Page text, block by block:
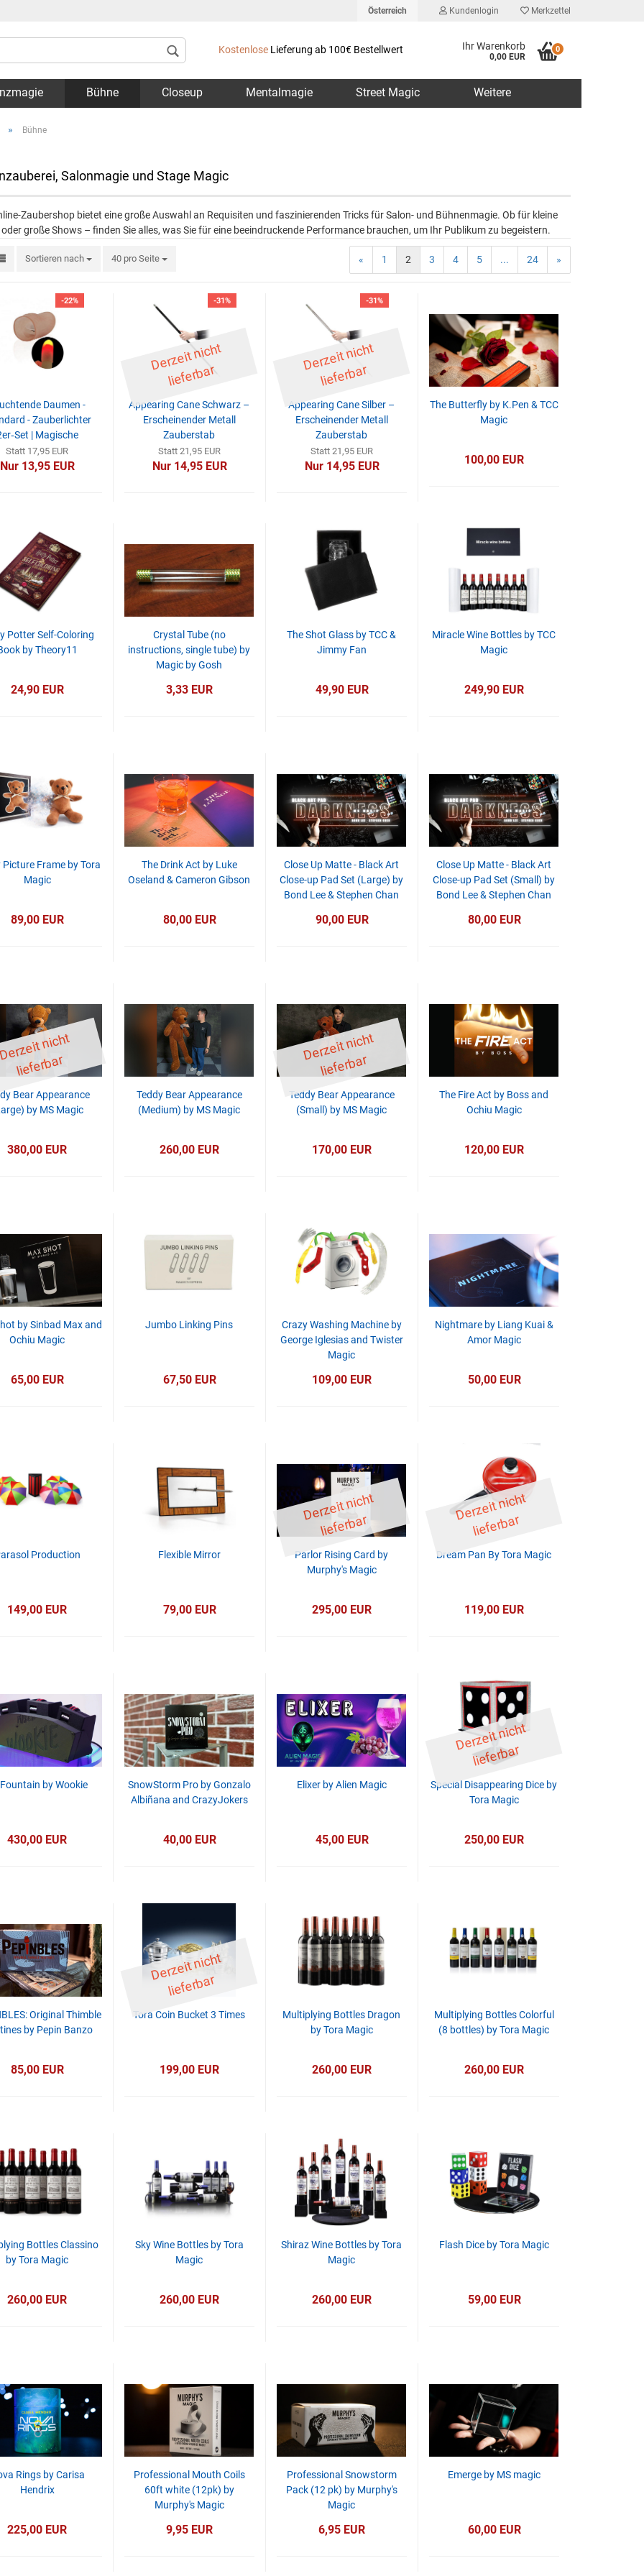
Österreich
Lieferland
Kundenlogin
Konto erstellen
Passwort vergessen?
Merkzettel
Kostenlose Lieferung ab 100€ Bestellwert Ihr Warenkorb
0,00 EUR
0
Bühne Closeup Mentalmagie Street Magic Weitere
» Bühne
Salonmagie und Stage Magic
Zaubershop bietet eine große Auswahl an Requisiten und faszinierenden Tricks für Salon- und Bühnenmagie. Ob für kleine
große Shows – finden Sie alles, was Sie für eine beeindruckende Performance brauchen, um Ihr Publikum zu begeistern.
Sortieren nach 40 pro Seite « 1 2 3 4 5 ... 24 »
-22%
Daumen -
- Zauberlichter
| Magische
für
Lichteffekte
Statt 17,95 EUR
Nur 13,95 EUR
D
er
z
eit
ni
c
ht
li
ef
er
b
ar
-31%
Appearing Cane Schwarz –
Erscheinender Metall
Zauberstab
Statt 21,95 EUR
Nur 14,95 EUR
D
er
z
eit
ni
c
ht
li
ef
er
b
ar
-31%
Appearing Cane Silber –
Erscheinender Metall
Zauberstab
Statt 21,95 EUR
Nur 14,95 EUR
The Butterfly by K.Pen & TCC
Magic
100,00 EUR
Potter Self-Coloring
by Theory11
24,90 EUR
Crystal Tube (no
instructions, single tube) by
Magic by Gosh
3,33 EUR
The Shot Glass by TCC &
Jimmy Fan
49,90 EUR
Miracle Wine Bottles by TCC
Magic
249,90 EUR
Picture Frame by Tora
Magic
89,00 EUR
The Drink Act by Luke
Oseland & Cameron Gibson
80,00 EUR
Close Up Matte - Black Art
Close-up Pad Set (Large) by
Bond Lee & Stephen Chan
90,00 EUR
Close Up Matte - Black Art
Close-up Pad Set (Small) by
Bond Lee & Stephen Chan
80,00 EUR
ar
Bear Appearance
by MS Magic
380,00 EUR
Teddy Bear Appearance
(Medium) by MS Magic
260,00 EUR
D
er
z
eit
ni
c
ht
li
ef
er
b
ar
Teddy Bear Appearance
(Small) by MS Magic
170,00 EUR
The Fire Act by Boss and
Ochiu Magic
120,00 EUR
by Sinbad Max and
Ochiu Magic
65,00 EUR
Jumbo Linking Pins
67,50 EUR
Crazy Washing Machine by
George Iglesias and Twister
Magic
109,00 EUR
Nightmare by Liang Kuai &
Amor Magic
50,00 EUR
Production
149,00 EUR
Flexible Mirror
79,00 EUR
D
er
z
eit
ni
c
ht
li
ef
er
b
ar
Parlor Rising Card by
Murphy's Magic
295,00 EUR
D
er
z
eit
ni
c
ht
li
ef
er
b
ar
Dream Pan By Tora Magic
119,00 EUR
by Wookie
430,00 EUR
SnowStorm Pro by Gonzalo
Albiñana and CrazyJokers
40,00 EUR
Elixer by Alien Magic
45,00 EUR
D
er
z
eit
ni
c
ht
li
ef
er
b
ar
Special Disappearing Dice by
Tora Magic
250,00 EUR
Original Thimble
by Pepin Banzo
85,00 EUR
D
er
z
eit
ni
c
ht
li
ef
er
b
ar
Tora Coin Bucket 3 Times
199,00 EUR
Multiplying Bottles Dragon
by Tora Magic
260,00 EUR
Multiplying Bottles Colorful
(8 bottles) by Tora Magic
260,00 EUR
Bottles Classino
by Tora Magic
260,00 EUR
Sky Wine Bottles by Tora
Magic
260,00 EUR
Shiraz Wine Bottles by Tora
Magic
260,00 EUR
Flash Dice by Tora Magic
59,00 EUR
Rings by Carisa
Hendrix
225,00 EUR
Professional Mouth Coils
60ft white (12pk) by
Murphy's Magic
9,95 EUR
Professional Snowstorm
Pack (12 pk) by Murphy's
Magic
6,95 EUR
Emerge by MS magic
60,00 EUR